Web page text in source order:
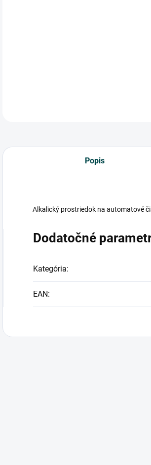
Popis
Alkalický prostriedok na automatové
Dodatočné
Kategória:
EAN: